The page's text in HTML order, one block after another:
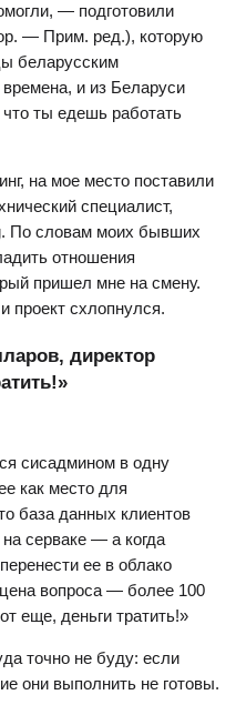
— подготовили
— Прим. ред.), которую
беларусским
и из Беларуси
ты едешь работать
на мое место поставили
специалист,
По словам моих бывших
отношения
пришел мне на смену.
проект схлопнулся.
директор
сисадмином в одну
как место для
база данных клиентов
серваке — а когда
ее в облако
вопроса — более 100
еще, деньги тратить!»
точно не буду: если
они выполнить не готовы.